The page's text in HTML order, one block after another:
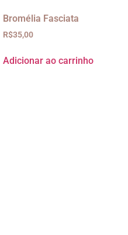
Bromélia Fasciata
R$35,00
Adicionar ao carrinho